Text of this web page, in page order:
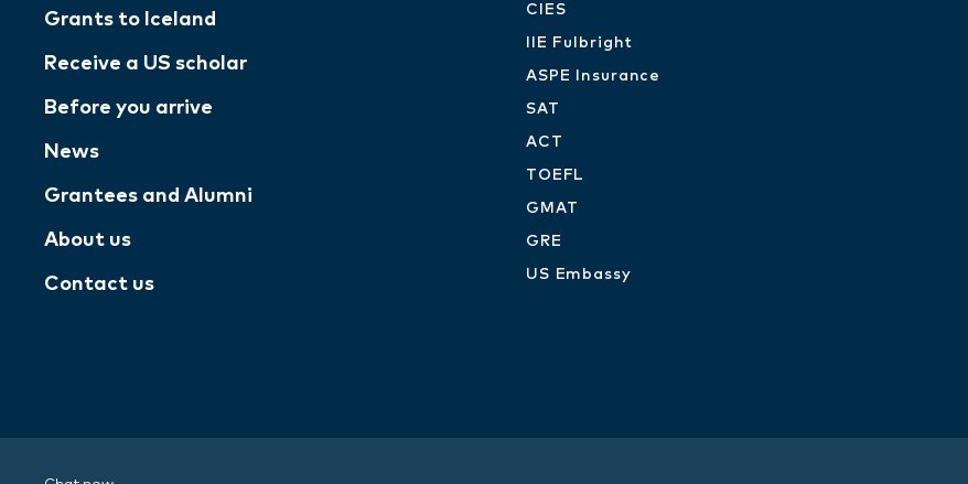
Grants to Iceland
Receive a US scholar
Before you arrive
News
Grantees and Alumni
About us
Contact us
CIES
IIE Fulbright
ASPE Insurance
SAT
ACT
TOEFL
GMAT
GRE
US Embassy